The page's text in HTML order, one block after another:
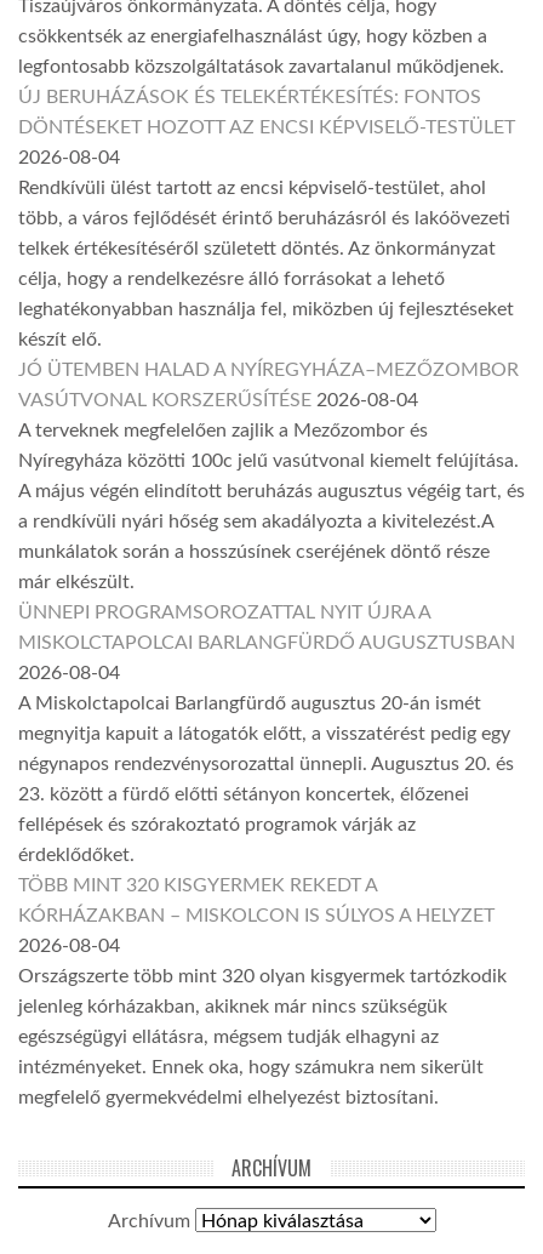
Tiszaújváros önkormányzata. A döntés célja, hogy
csökkentsék az energiafelhasználást úgy, hogy közben a
legfontosabb közszolgáltatások zavartalanul működjenek.
ÚJ BERUHÁZÁSOK ÉS TELEKÉRTÉKESÍTÉS: FONTOS
DÖNTÉSEKET HOZOTT AZ ENCSI KÉPVISELŐ-TESTÜLET
2026-08-04
Rendkívüli ülést tartott az encsi képviselő-testület, ahol
több, a város fejlődését érintő beruházásról és lakóövezeti
telkek értékesítéséről született döntés. Az önkormányzat
célja, hogy a rendelkezésre álló forrásokat a lehető
leghatékonyabban használja fel, miközben új fejlesztéseket
készít elő.
JÓ ÜTEMBEN HALAD A NYÍREGYHÁZA–MEZŐZOMBOR
VASÚTVONAL KORSZERŰSÍTÉSE 2026-08-04
A terveknek megfelelően zajlik a Mezőzombor és
Nyíregyháza közötti 100c jelű vasútvonal kiemelt felújítása.
A május végén elindított beruházás augusztus végéig tart, és
a rendkívüli nyári hőség sem akadályozta a kivitelezést.A
munkálatok során a hosszúsínek cseréjének döntő része
már elkészült.
ÜNNEPI PROGRAMSOROZATTAL NYIT ÚJRA A
MISKOLCTAPOLCAI BARLANGFÜRDŐ AUGUSZTUSBAN
2026-08-04
A Miskolctapolcai Barlangfürdő augusztus 20-án ismét
megnyitja kapuit a látogatók előtt, a visszatérést pedig egy
négynapos rendezvénysorozattal ünnepli. Augusztus 20. és
23. között a fürdő előtti sétányon koncertek, élőzenei
fellépések és szórakoztató programok várják az
érdeklődőket.
TÖBB MINT 320 KISGYERMEK REKEDT A
KÓRHÁZAKBAN – MISKOLCON IS SÚLYOS A HELYZET
2026-08-04
Országszerte több mint 320 olyan kisgyermek tartózkodik
jelenleg kórházakban, akiknek már nincs szükségük
egészségügyi ellátásra, mégsem tudják elhagyni az
intézményeket. Ennek oka, hogy számukra nem sikerült
megfelelő gyermekvédelmi elhelyezést biztosítani.
ARCHÍVUM
Archívum